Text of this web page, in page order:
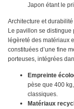
Japon étant le
Architecture et durabilité
Le pavillon se
légèreté des matériaux
constituées d’une fine
porteuses, intégrées
Empreinte
pèse que 400
classiques.
Matériaux